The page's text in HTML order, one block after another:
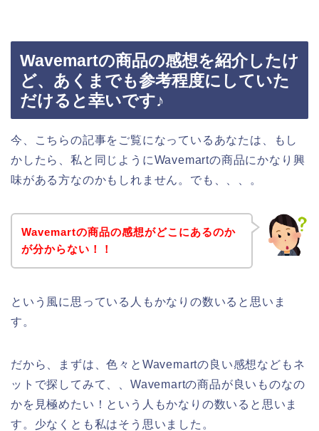
Wavemartの商品の感想を紹介したけ
ど、あくまでも参考程度にしていた
だけると幸いです♪
今、こちらの記事をご覧になっているあなたは、もし
かしたら、私と同じようにWavemartの商品にかなり興
味がある方なのかもしれません。でも、、、。
Wavemartの商品の感想がどこにあるのか
が分からない！！
という風に思っている人もかなりの数いると思いま
す。
だから、まずは、色々とWavemartの良い感想などもネ
ットで探してみて、、Wavemartの商品が良いものなの
かを見極めたい！という人もかなりの数いると思いま
す。少なくとも私はそう思いました。